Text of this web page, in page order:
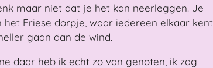
maar niet dat je het kan neerleggen. Je
het Friese dorpje, waar iedereen elkaar kent
gaan dan de wind.
daar heb ik echt zo van genoten, ik zag